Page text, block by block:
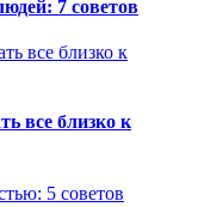
7 советов
все близко к